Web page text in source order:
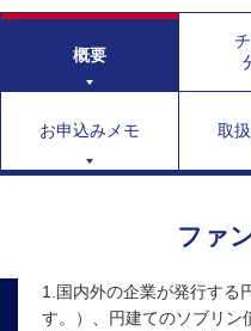
概要
お申込みメモ 取
ファ
1.国内外の企業が発行する
す。）、円建てのソブリン